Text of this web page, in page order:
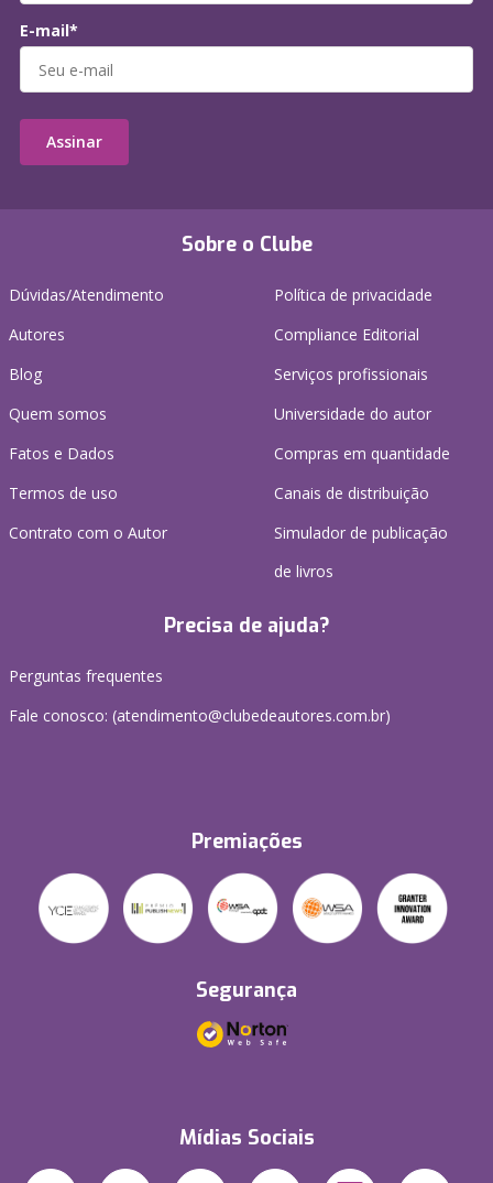
Sobre o Clube
Dúvidas/Atendimento
Autores
Blog
Quem somos
Fatos e Dados
Termos de uso
Contrato com o Autor
Política de privacidade
Compliance Editorial
Serviços profissionais
Universidade do autor
Compras em quantidade
Canais de distribuição
Simulador de publicação
de livros
Precisa de ajuda?
Perguntas frequentes
Fale conosco: (atendimento@clubedeautores.com.br)
Premiações
Segurança
Mídias Sociais
E-mail*
Assinar